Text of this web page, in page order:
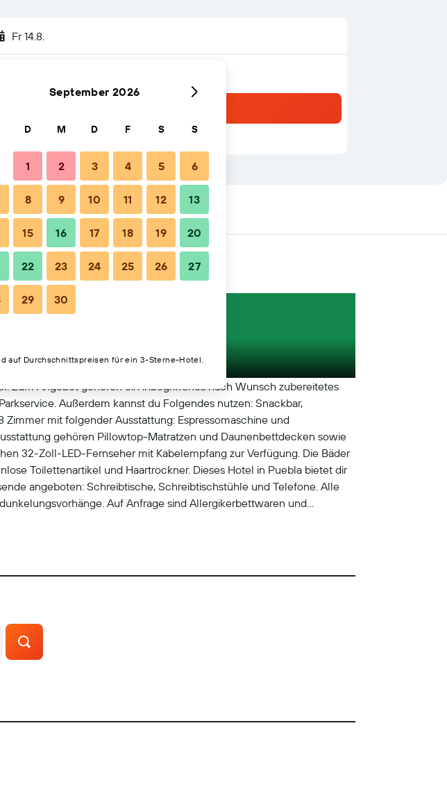
Fr 14.8.
in der Nähe
Zum Angebot gehören ein inbegriffenes nach Wunsch zubereitetes
Außerdem kannst du Folgendes nutzen: Snackbar,
Zimmer mit folgender Ausstattung: Espressomaschine und
gehören Pillowtop-Matratzen und Daunenbettdecken sowie
32-Zoll-LED-Fernseher mit Kabelempfang zur Verfügung. Die Bäder
Toilettenartikel und Haartrockner. Dieses Hotel in Puebla bietet dir
angeboten: Schreibtische, Schreibtischstühle und Telefone. Alle
Auf Anfrage sind Allergikerbettwaren und
September 2026
D M D F S S
1 2 3 4 5 6
8 9 10 11 12 13
15 16 17 18 19 20
22 23 24 25 26 27
29 30
auf Durchschnittspreisen für ein 3-Sterne-Hotel.